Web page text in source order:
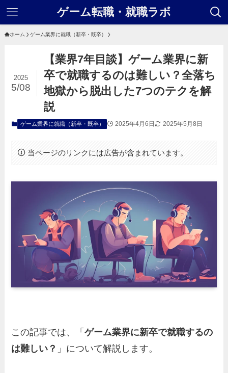
ゲーム転職・就職ラボ
ホーム ゲーム業界に就職（新卒・既卒）
【業界7年目談】ゲーム業界に新
卒で就職するのは難しい？全落ち
地獄から脱出した7つのテクを解
説
2025
5/08
ゲーム業界に就職（新卒・既卒） 2025年4月6日 2025年5月8日
当ページのリンクには広告が含まれています。
この記事では、「ゲーム業界に新卒で就職するの
は難しい？ 」について解説します。